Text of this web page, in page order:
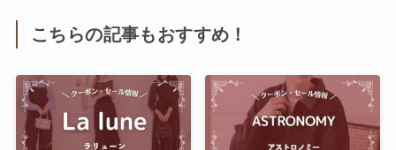
こちらの記事もおすすめ！